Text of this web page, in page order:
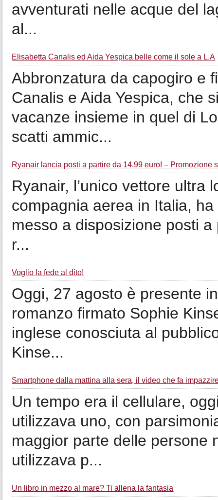
avventurati nelle acque del
al...
Elisabetta Canalis ed Aida Yespica belle come il sole a L.A
Abbronzatura da capogiro e
Canalis e Aida Yespica, che
vacanze insieme in quel di
scatti ammic...
Ryanair lancia posti a partire da 14.99 euro! – Promozione
Ryanair, l’unico vettore ultra
compagnia aerea in Italia,
messo a disposizione posti
r...
Voglio la fede al dito!
Oggi, 27 agosto è presente
romanzo firmato Sophie
inglese conosciuta al
Kinse...
Smartphone dalla mattina alla sera, il video che fa
Un tempo era il cellulare,
utilizzava uno, con
maggior parte delle persone
utilizzava p...
Un libro in mezzo al mare? Ti allena la fantasia